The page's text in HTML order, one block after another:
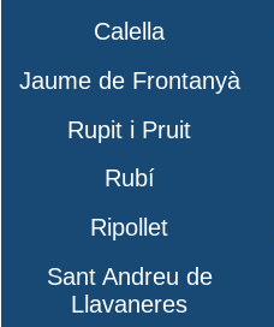
Calella
Jaume de Frontanyà
Rupit i Pruit
Rubí
Ripollet
Sant Andreu de
Llavaneres